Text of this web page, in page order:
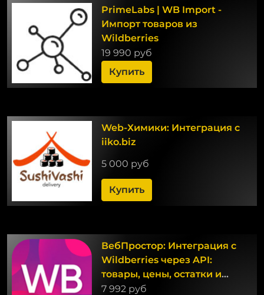
PrimeLabs | WB Import -
Импорт товаров из
Wildberries
19 990 руб
Купить
Web-Химики: Интеграция с
iiko.biz
5 000 руб
Купить
ВебПростор: Интеграция с
Wildberries через API:
товары, цены, остатки и
заказы
7 992 руб